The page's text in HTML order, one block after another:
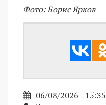
Фото: Борис Ярков
06/08/2026 - 15:35